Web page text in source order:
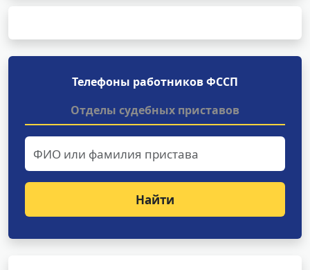
Телефоны работников ФССП
Отделы судебных приставов
Найти